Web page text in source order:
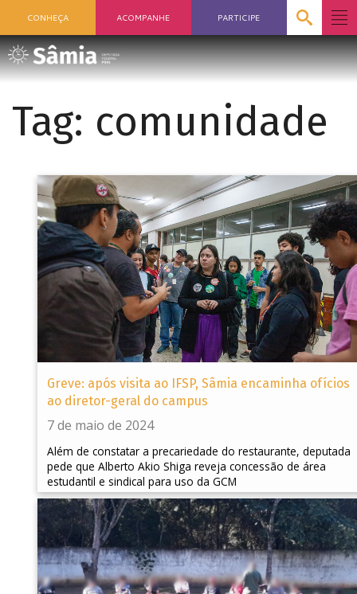
CONHEÇA ACOMPANHE PARTICIPE
Tag: comunidade
Greve: após visita ao IFSP, Sâmia encaminha ofícios
ao diretor-geral do campus
7 de maio de 2024
Além de constatar a precariedade do restaurante, deputada
pede que Alberto Akio Shiga reveja concessão de área
estudantil e sindical para uso da GCM